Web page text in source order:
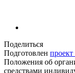
Поделиться
Подготовлен проект
Положения об
средствами